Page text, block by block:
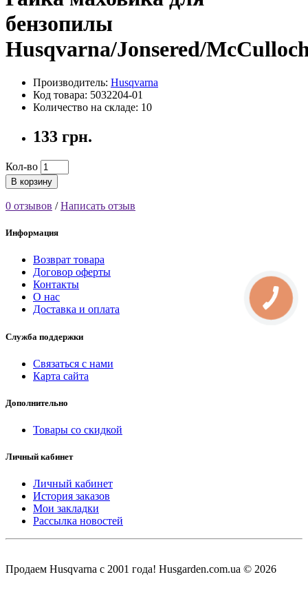
бензопилы
Husqvarna/Jonsered/
Производитель: Husqvarna
Код товара: 5032204-01
Количество на складе: 10
133 грн.
Кол-во
В корзину
0 отзывов /Написать отзыв
Информация
Возврат товара
Договор оферты
Контакты
О нас
Доставка и оплата
Служба поддержки
Связаться с нами
Карта сайта
Дополнительно
Товары со скидкой
Личный кабинет
Личный кабинет
История заказов
Мои закладки
Рассылка новостей
Продаем Нusqvarna c 2001 года! Husgarden.com.ua © 2026